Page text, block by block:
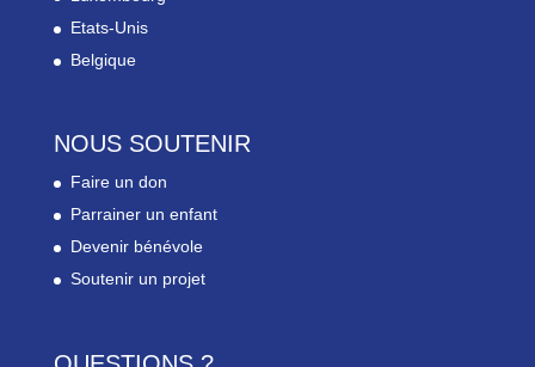
Etats-Unis
Belgique
NOUS SOUTENIR
Faire un don
Parrainer un enfant
Devenir bénévole
Soutenir un projet